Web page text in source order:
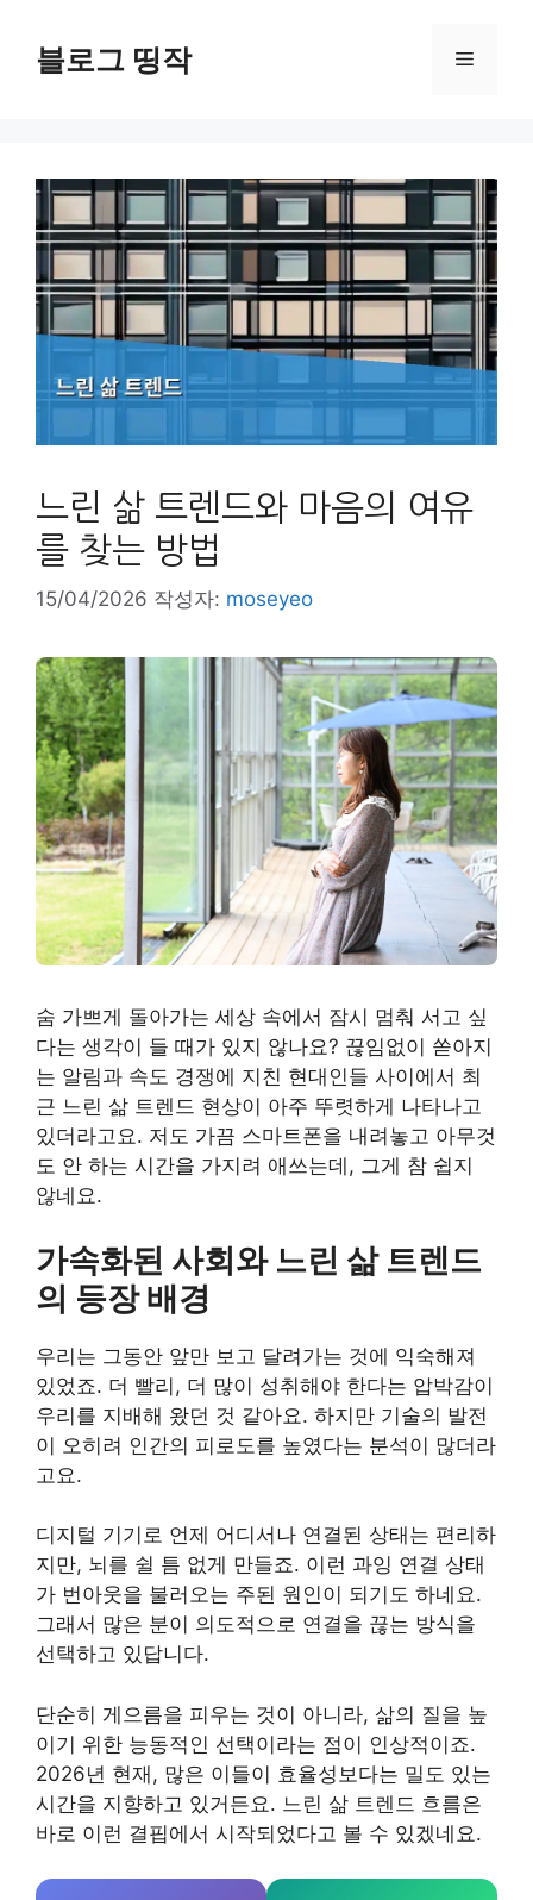
블로그 띵작 메
느린 삶 트렌드와 마음의 여유
를 찾는 방법
15/04/2026 작성자: moseyeo
숨 가쁘게 돌아가는 세상 속에서 잠시 멈춰 서고 싶
다는 생각이 들 때가 있지 않나요? 끊임없이 쏟아지
는 알림과 속도 경쟁에 지친 현대인들 사이에서 최
근 느린 삶 트렌드 현상이 아주 뚜렷하게 나타나고
있더라고요. 저도 가끔 스마트폰을 내려놓고 아무것
도 안 하는 시간을 가지려 애쓰는데, 그게 참 쉽지
않네요.
가속화된 사회와 느린 삶 트렌드
의 등장 배경
우리는 그동안 앞만 보고 달려가는 것에 익숙해져
있었죠. 더 빨리, 더 많이 성취해야 한다는 압박감이
우리를 지배해 왔던 것 같아요. 하지만 기술의 발전
이 오히려 인간의 피로도를 높였다는 분석이 많더라
고요.
디지털 기기로 언제 어디서나 연결된 상태는 편리하
지만, 뇌를 쉴 틈 없게 만들죠. 이런 과잉 연결 상태
가 번아웃을 불러오는 주된 원인이 되기도 하네요.
그래서 많은 분이 의도적으로 연결을 끊는 방식을
선택하고 있답니다.
단순히 게으름을 피우는 것이 아니라, 삶의 질을 높
이기 위한 능동적인 선택이라는 점이 인상적이죠.
2026년 현재, 많은 이들이 효율성보다는 밀도 있는
시간을 지향하고 있거든요. 느린 삶 트렌드 흐름은
바로 이런 결핍에서 시작되었다고 볼 수 있겠네요.